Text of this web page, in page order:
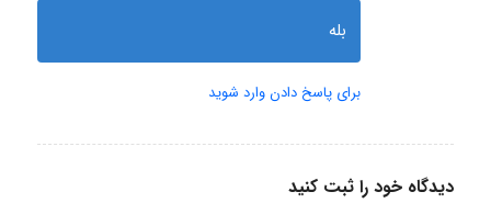
بله
برای پاسخ دادن وارد شوید
دیدگاه خود را ثبت کنید